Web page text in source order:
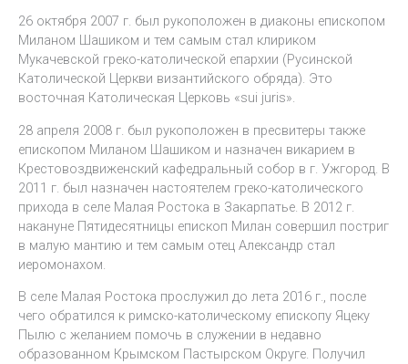
26 октября 2007 г. был рукоположен в диаконы епископом
Миланом Шашиком и тем самым стал клириком
Мукачевской греко-католической епархии (Русинской
Католической Церкви византийского обряда). Это
восточная Католическая Церковь «sui juris».
28 апреля 2008 г. был рукоположен в пресвитеры также
епископом Миланом Шашиком и назначен викарием в
Крестовоздвиженский кафедральный собор в г. Ужгород. В
2011 г. был назначен настоятелем греко-католического
прихода в селе Малая Ростока в Закарпатье. В 2012 г.
накануне Пятидесятницы епископ Милан совершил постриг
в малую мантию и тем самым отец Александр стал
иеромонахом.
В селе Малая Ростока прослужил до лета 2016 г., после
чего обратился к римско-католическому епископу Яцеку
Пылю с желанием помочь в служении в недавно
образованном Крымском Пастырском Округе. Получил